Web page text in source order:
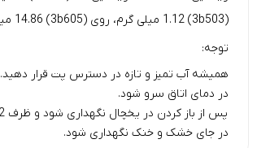
(3b503) 1.12 میلی گرم، روی (3b605) 14.86 میلی گرم.
توجه:
همیشه آب تمیز و تازه در دسترس پت قرار دهید.
در دمای اتاق سرو شود.
پس از باز کردن در یخچال نگهداری شود و ظرف 2 روز استفاده شود.
در جای خشک و خنک نگهداری شود.